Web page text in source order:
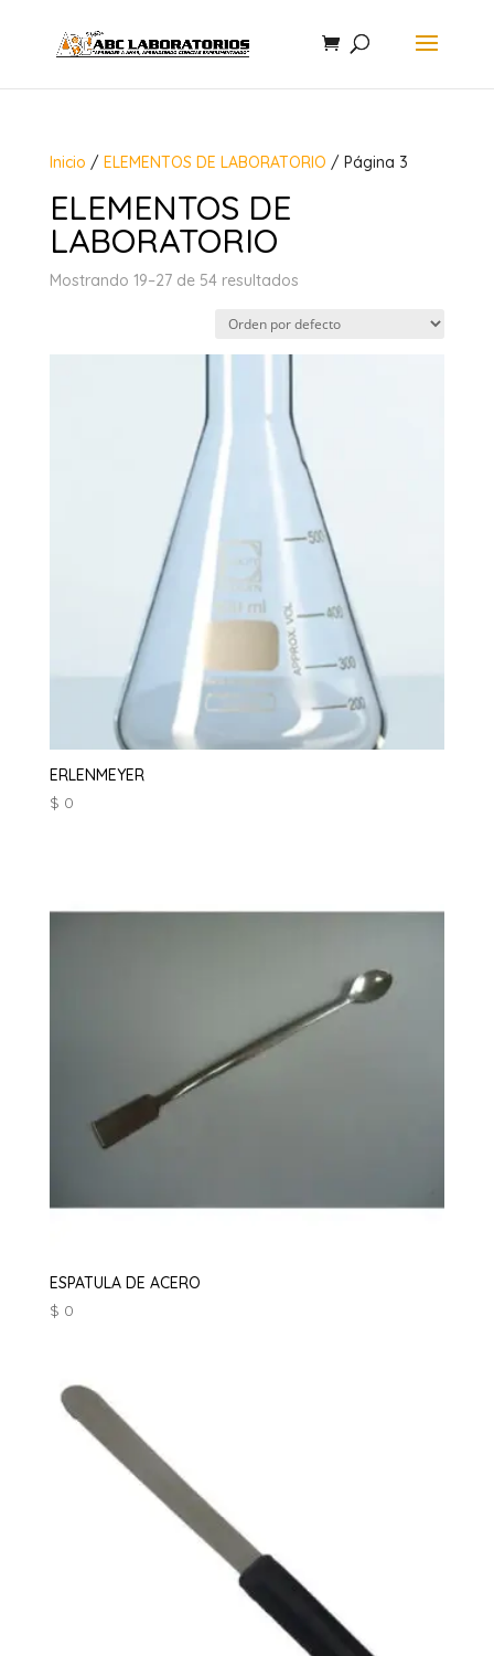
Inicio / ELEMENTOS DE LABORATORIO / Página 3
ELEMENTOS DE
LABORATORIO
Mostrando 19–27 de 54 resultados
ERLENMEYER
$ 0
ESPATULA DE ACERO
$ 0